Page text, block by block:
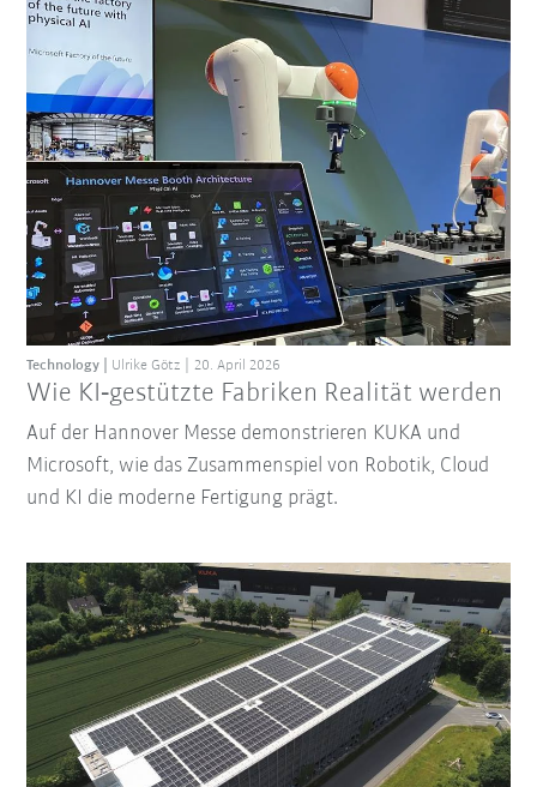
Wie KI‑gestützte Fabriken Realität werden
Technology Ulrike Götz 20. April 2026
Auf der Hannover Messe demonstrieren KUKA und
Microsoft, wie das Zusammenspiel von Robotik, Cloud
und KI die moderne Fertigung prägt.